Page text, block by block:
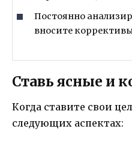
Постоянно
вносите
Ставь ясные и
Когда ставите свои
следующих аспектах: